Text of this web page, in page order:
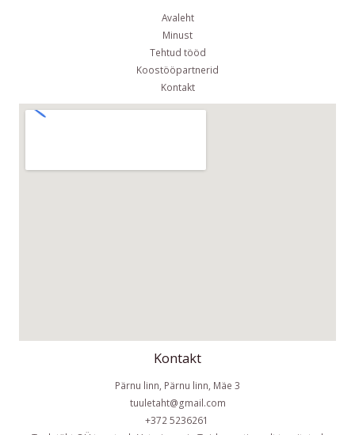
Avaleht
Minust
Tehtud tööd
Koostööpartnerid
Kontakt
Kontakt
Pärnu linn, Pärnu linn, Mäe 3
tuuletaht@gmail.com
+372 5236261